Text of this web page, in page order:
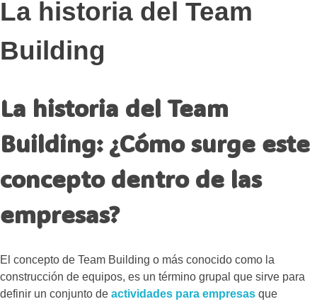
La historia del Team
Building
La historia del Team
Building: ¿Cómo surge este
concepto dentro de las
empresas?
El concepto de Team Building o más conocido como la
construcción de equipos, es un término grupal que sirve para
definir un conjunto de actividades para empresas que